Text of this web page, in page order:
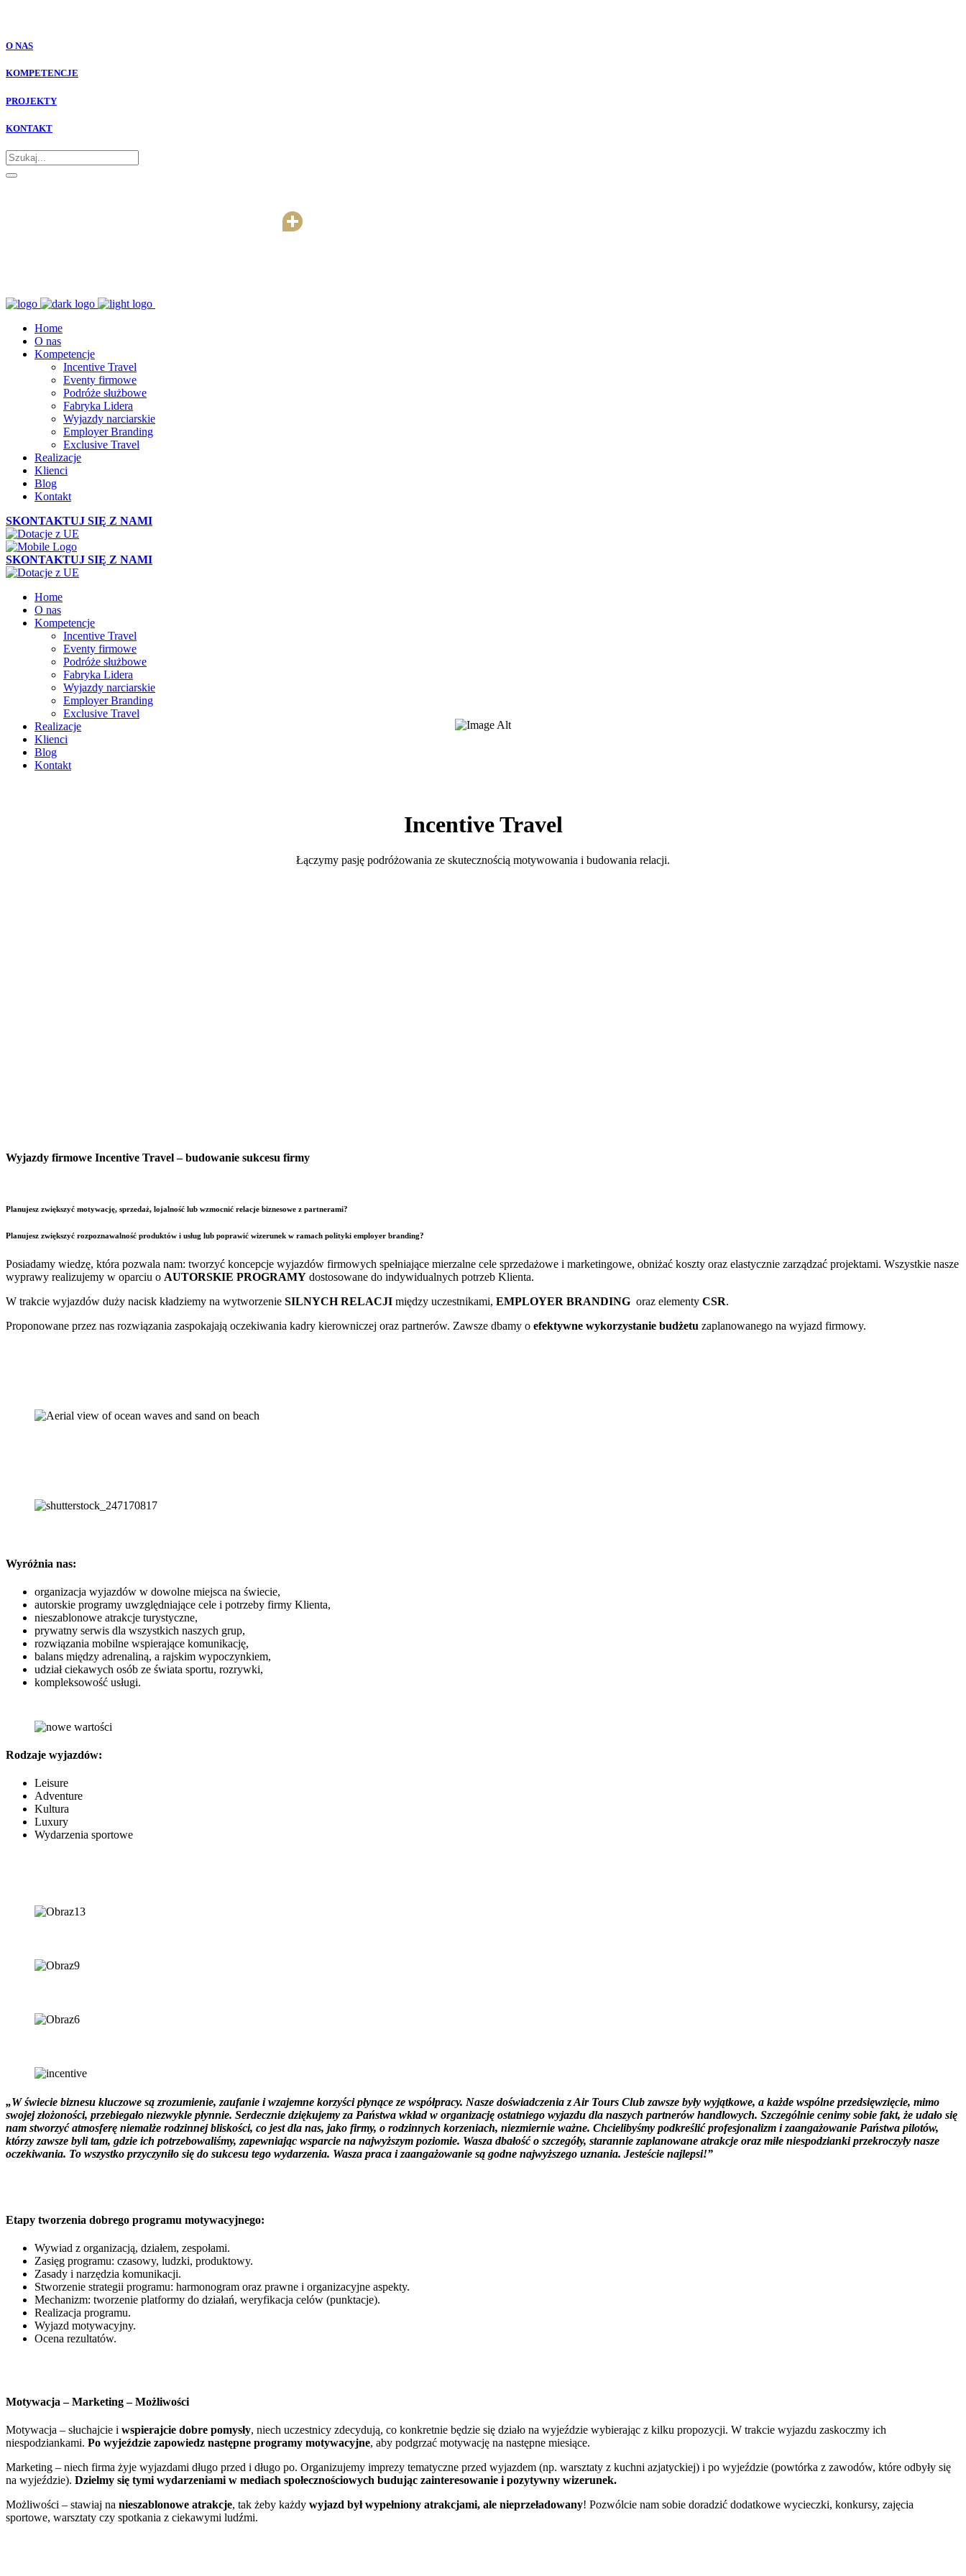
O NAS
KOMPETENCJE
PROJEKTY
KONTAKT
Home
O nas
Kompetencje
Incentive Travel
Eventy firmowe
Podróże służbowe
Fabryka Lidera
Wyjazdy narciarskie
Employer Branding
Exclusive Travel
Realizacje
Klienci
Blog
Kontakt
SKONTAKTUJ SIĘ Z NAMI
SKONTAKTUJ SIĘ Z NAMI
Home
O nas
Kompetencje
Incentive Travel
Eventy firmowe
Podróże służbowe
Fabryka Lidera
Wyjazdy narciarskie
Employer Branding
Exclusive Travel
Realizacje
Klienci
Blog
Kontakt
Incentive Travel
Łączymy pasję podróżowania ze skutecznością motywowania i budowania relacji.
Wyjazdy firmowe Incentive Travel – budowanie sukcesu firmy
Planujesz zwiększyć motywację, sprzedaż, lojalność lub wzmocnić relacje biznesowe z partnerami?
Planujesz zwiększyć rozpoznawalność produktów i usług lub poprawić wizerunek w ramach polityki employer branding?
Posiadamy wiedzę, która pozwala nam: tworzyć koncepcje wyjazdów firmowych spełniające mierzalne cele sprzedażowe i marketingowe, obniżać koszty oraz elastycznie zarządzać projektami. Wszystkie nasze
wyprawy realizujemy w oparciu o AUTORSKIE PROGRAMY dostosowane do indywidualnych potrzeb Klienta.
W trakcie wyjazdów duży nacisk kładziemy na wytworzenie SILNYCH RELACJI między uczestnikami, EMPLOYER BRANDING oraz elementy CSR.
Proponowane przez nas rozwiązania zaspokajają oczekiwania kadry kierowniczej oraz partnerów. Zawsze dbamy o efektywne wykorzystanie budżetu zaplanowanego na wyjazd firmowy.
Wyróżnia nas:
organizacja wyjazdów w dowolne miejsca na świecie,
autorskie programy uwzględniające cele i potrzeby firmy Klienta,
nieszablonowe atrakcje turystyczne,
prywatny serwis dla wszystkich naszych grup,
rozwiązania mobilne wspierające komunikację,
balans między adrenaliną, a rajskim wypoczynkiem,
udział ciekawych osób ze świata sportu, rozrywki,
kompleksowość usługi.
Rodzaje wyjazdów:
Leisure
Adventure
Kultura
Luxury
Wydarzenia sportowe
„W świecie biznesu kluczowe są zrozumienie, zaufanie i wzajemne korzyści płynące ze współpracy. Nasze doświadczenia zAir Tours Club zawsze były wyjątkowe, a każde wspólne przedsięwzięcie, mimo
swojej złożoności, przebiegało niezwykle płynnie. Serdecznie dziękujemy za Państwa wkład w organizację ostatniego wyjazdu dla naszych partnerów handlowych. Szczególnie cenimy sobie fakt, że udało się
nam stworzyć atmosferę niemalże rodzinnej bliskości, co jest dla nas, jako firmy, o rodzinnych korzeniach, niezmiernie ważne. Chcielibyśmy podkreślić profesjonalizm i zaangażowanie Państwa pilotów,
którzy zawsze byli tam, gdzie ich potrzebowaliśmy, zapewniając wsparcie na najwyższym poziomie. Wasza dbałość o szczegóły, starannie zaplanowane atrakcje oraz miłe niespodzianki przekroczyły nasze
oczekiwania. To wszystko przyczyniło się do sukcesu tego wydarzenia. Wasza praca i zaangażowanie są godne najwyższego uznania. Jesteście najlepsi!”
Etapy tworzenia dobrego programu motywacyjnego:
Wywiad z organizacją, działem, zespołami.
Zasięg programu: czasowy, ludzki, produktowy.
Zasady i narzędzia komunikacji.
Stworzenie strategii programu: harmonogram oraz prawne i organizacyjne aspekty.
Mechanizm: tworzenie platformy do działań, weryfikacja celów (punktacje).
Realizacja programu.
Wyjazd motywacyjny.
Ocena rezultatów.
Motywacja – Marketing – Możliwości
Motywacja – słuchajcie i wspierajcie dobre pomysły, niech uczestnicy zdecydują, co konkretnie będzie się działo na wyjeździe wybierając z kilku propozycji. W trakcie wyjazdu zaskoczmy ich
niespodziankami. Po wyjeździe zapowiedz następne programy motywacyjne, aby podgrzać motywację na następne miesiące.
Marketing – niech firma żyje wyjazdami długo przed i długo po. Organizujemy imprezy tematyczne przed wyjazdem (np. warsztaty z kuchni azjatyckiej) i po wyjeździe (powtórka z zawodów, które odbyły się
na wyjeździe). Dzielmy się tymi wydarzeniami w mediach społecznościowych budując zainteresowanie i pozytywny wizerunek.
Możliwości – stawiaj na nieszablonowe atrakcje, tak żeby każdy wyjazd był wypełniony atrakcjami, ale nieprzeładowany! Pozwólcie nam sobie doradzić dodatkowe wycieczki, konkursy, zajęcia
sportowe, warsztaty czy spotkania z ciekawymi ludźmi.